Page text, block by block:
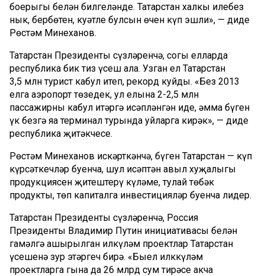
боерыгы белән билгеләнде. Татарстан халкы илебез
нык, бербөтен, куәтле булсын өчен күп эшли», — диде
Рөстәм Миңнеханов.
Татарстан Президенты сүзләренчә, соңгы елларда
республика бик тиз үсеш ала. Узган ел Татарстан
3,5 млн турист кабул итеп, рекорд куйды. «Без 2013
елга аэропорт төзедек, ул елына 2-2,5 млн
пассажирны кабул итәргә исәпләнгән иде, әмма бүген
үк безгә яңа терминал турында уйларга кирәк», — диде
республика җитәкчесе.
Рөстәм Миңнеханов искәрткәнчә, бүген Татарстан — күп
күрсәткечләр буенча, шул исәптән авыл хуҗалыгы
продукциясен җитештерү күләме, тулай төбәк
продукты, төп капиталга инвестицияләр буенча лидер.
Татарстан Президенты сүзләренчә, Россия
Президенты Владимир Путин инициативасы белән
гамәлгә ашырылган илкүләм проектлар Татарстан
үсешенә зур этәргеч бирә. «Быел илккүләм
проектларга гына да 26 млрд сум тирәсе акча